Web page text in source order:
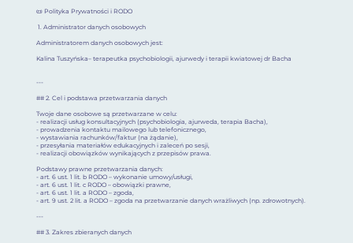
📜 Polityka Prywatności i RODO
1. Administrator danych osobowych
Administratorem danych osobowych jest:
Kalina Tuszyńska– terapeutka psychobiologii, ajurwedy i terapii kwiatowej dr Bacha
---
## 2. Cel i podstawa przetwarzania danych
Twoje dane osobowe są przetwarzane w celu:
- realizacji usług konsultacyjnych (psychobiologia, ajurweda, terapia Bacha),
- prowadzenia kontaktu mailowego lub telefonicznego,
- wystawiania rachunków/faktur (na żądanie),
- przesyłania materiałów edukacyjnych i zaleceń po sesji,
- realizacji obowiązków wynikających z przepisów prawa.
Podstawy prawne przetwarzania danych:
- art. 6 ust. 1 lit. b RODO – wykonanie umowy/usługi,
- art. 6 ust. 1 lit. c RODO – obowiązki prawne,
- art. 6 ust. 1 lit. a RODO – zgoda,
- art. 9 ust. 2 lit. a RODO – zgoda na przetwarzanie danych wrażliwych (np. zdrowotnych).
---
## 3. Zakres zbieranych danych